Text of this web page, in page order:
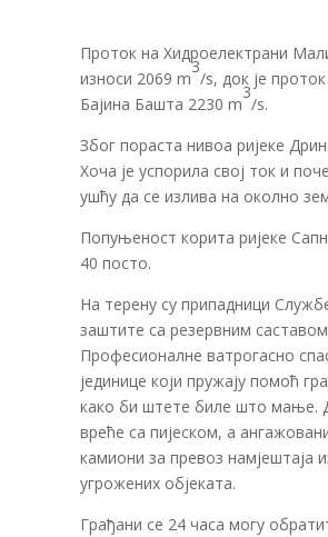
Проток на Хидроелектрани
износи 2069 m
3
/s, док је
Бајина Башта 2230 m
3
/s.
Због пораста нивоа ријеке
Хоча је успорила свој ток и
ушћу да се излива на околно
Попуњеност корита ријеке
40 посто.
На терену су припадници
заштите са резервним
Професионалне ватрогасно
јединице који пружају помоћ
како би штете биле што мање.
вреће са пијеском, а
камиони за превоз намјештаја
угрожених објеката.
Грађани се 24 часа могу